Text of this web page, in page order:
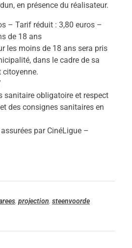
en présence du réalisateur.
– Tarif réduit : 3,80 euros –
de 18 ans
les moins de 18 ans sera pris
dans le cadre de sa
citoyenne.
sanitaire obligatoire et respect
des consignes sanitaires en
par CinéLigue –
, projection, steenvoorde